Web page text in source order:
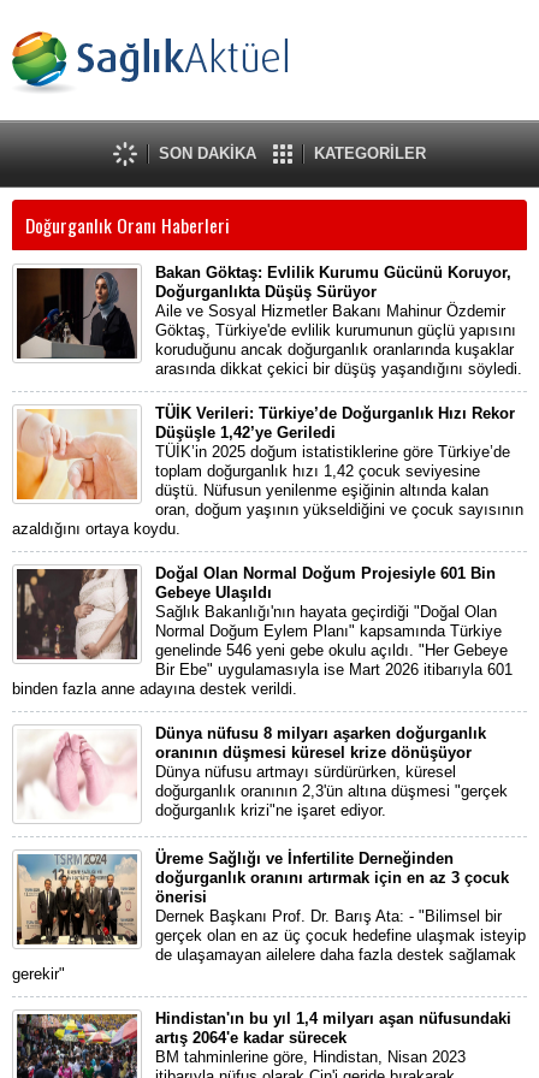
SON DAKİKA KATEGORİLER
Doğurganlık Oranı Haberleri
Bakan Göktaş: Evlilik Kurumu Gücünü Koruyor,
Doğurganlıkta Düşüş Sürüyor
Aile ve Sosyal Hizmetler Bakanı Mahinur Özdemir
Göktaş, Türkiye'de evlilik kurumunun güçlü yapısını
koruduğunu ancak doğurganlık oranlarında kuşaklar
arasında dikkat çekici bir düşüş yaşandığını söyledi.
TÜİK Verileri: Türkiye’de Doğurganlık Hızı Rekor
Düşüşle 1,42’ye Geriledi
TÜİK’in 2025 doğum istatistiklerine göre Türkiye’de
toplam doğurganlık hızı 1,42 çocuk seviyesine
düştü. Nüfusun yenilenme eşiğinin altında kalan
oran, doğum yaşının yükseldiğini ve çocuk sayısının
azaldığını ortaya koydu.
Doğal Olan Normal Doğum Projesiyle 601 Bin
Gebeye Ulaşıldı
Sağlık Bakanlığı'nın hayata geçirdiği "Doğal Olan
Normal Doğum Eylem Planı" kapsamında Türkiye
genelinde 546 yeni gebe okulu açıldı. "Her Gebeye
Bir Ebe" uygulamasıyla ise Mart 2026 itibarıyla 601
binden fazla anne adayına destek verildi.
Dünya nüfusu 8 milyarı aşarken doğurganlık
oranının düşmesi küresel krize dönüşüyor
Dünya nüfusu artmayı sürdürürken, küresel
doğurganlık oranının 2,3'ün altına düşmesi "gerçek
doğurganlık krizi"ne işaret ediyor.
Üreme Sağlığı ve İnfertilite Derneğinden
doğurganlık oranını artırmak için en az 3 çocuk
önerisi
Dernek Başkanı Prof. Dr. Barış Ata: - "Bilimsel bir
gerçek olan en az üç çocuk hedefine ulaşmak isteyip
de ulaşamayan ailelere daha fazla destek sağlamak
gerekir"
Hindistan'ın bu yıl 1,4 milyarı aşan nüfusundaki
artış 2064'e kadar sürecek
BM tahminlerine göre, Hindistan, Nisan 2023